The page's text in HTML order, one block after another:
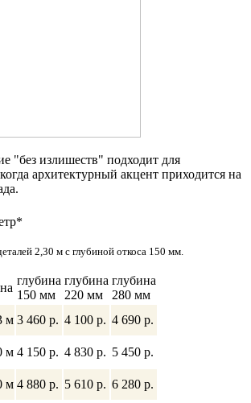
"без излишеств" подходит для
архитектурный акцент приходится на
*
2,30 м с глубиной откоса 150 мм.
глубина
150 мм
глубина
220 мм
глубина
280 мм
м 3 460 р. 4 100 p. 4 690 p.
м 4 150 p. 4 830 p. 5 450 p.
м 4 880 p. 5 610 p. 6 280 p.